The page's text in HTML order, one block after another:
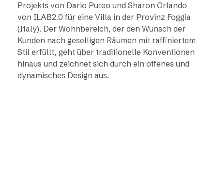
Projekts von Dario Puteo und Sharon Orlando
von ILAB2.0 für eine Villa in der Provinz Foggia
(Italy). Der Wohnbereich, der den Wunsch der
Kunden nach geselligen Räumen mit raffiniertem
Stil erfüllt, geht über traditionelle Konventionen
hinaus und zeichnet sich durch ein offenes und
dynamisches Design aus.